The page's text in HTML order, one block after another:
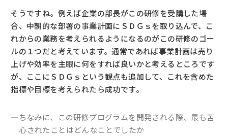
そうですね。例えば企業の部長がこの研修を受講した場
合、中朝的な部署の事業計画にＳＤＧｓを取り込んで、こ
れからの業務を考えられるようになるのがこの研修のゴー
ルの１つだと考えています。通常であれば事業計画は売り
上げや効率を主眼に何をすれば良いかと考えるところです
が、ここにＳＤＧｓという観点も追加して、これを含めた
指標や目標を考えられたら成功です。
―ちなみに、この研修プログラムを開発される際、最も苦
心されたことはどんなことでしたか